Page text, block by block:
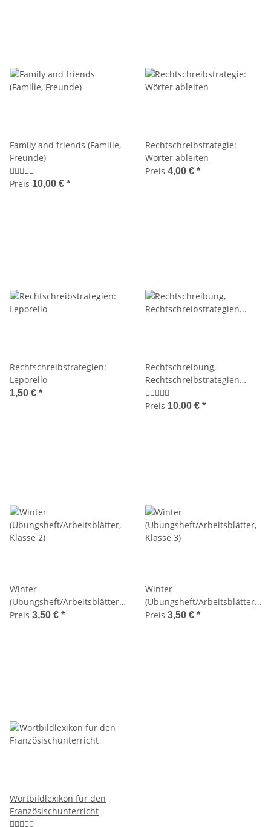
Family and friends (Familie,
Freunde)
Preis 10,00 € *
Rechtschreibstrategie:
Wörter ableiten
Preis 4,00 € *
Rechtschreibstrategien:
Leporello
1,50 € *
Rechtschreibung,
Rechtschreibstrategien
(Arbeitsblätter)
Preis 10,00 € *
Winter
(Übungsheft/Arbeitsblätter,
Klasse 2)
Preis 3,50 € *
Winter
(Übungsheft/Arbeitsblätter,
Klasse 3)
Preis 3,50 € *
Wortbildlexikon für den
Französischunterricht